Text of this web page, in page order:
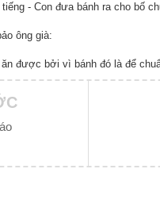
- Con đưa bánh ra cho bố
ông già:
được bởi vì bánh đó là để